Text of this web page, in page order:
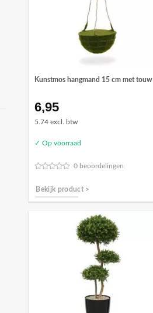
Kunstmos hangmand 15 cm met touw
6,95
5.74 excl. btw
✓ Op voorraad
0 beoordelingen
Bekijk product >